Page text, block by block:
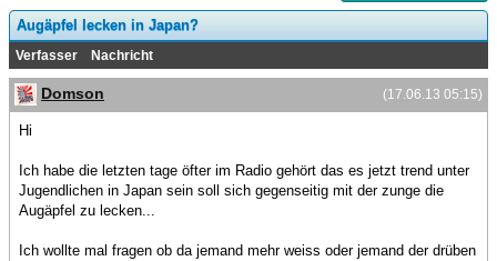
Augäpfel lecken in Japan?
Verfasser Nachricht
(17.06.13 05:15)
Domson
Hi
Ich habe die letzten tage öfter im Radio gehört das es jetzt trend unter
Jugendlichen in Japan sein soll sich gegenseitig mit der zunge die
Augäpfel zu lecken...
Ich wollte mal fragen ob da jemand mehr weiss oder jemand der drüben